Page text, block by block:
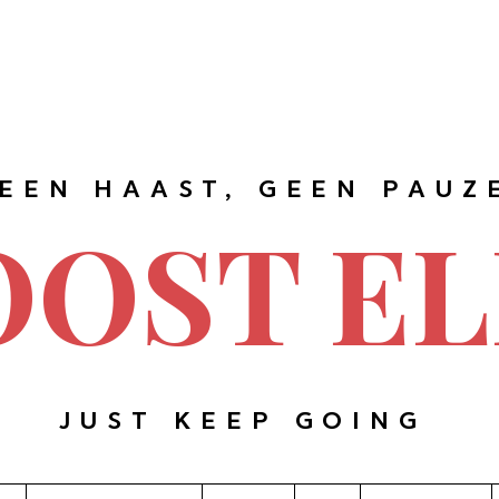
HAAST, GEEN
JUST KEEP GOING